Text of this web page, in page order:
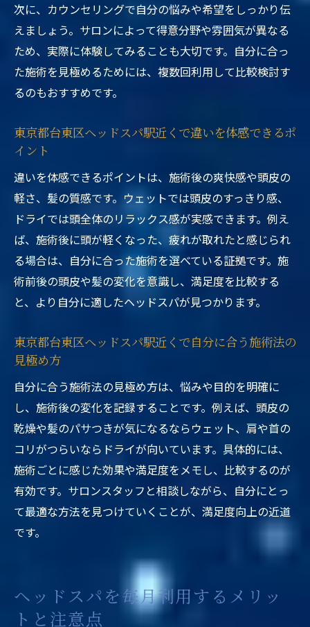
次に、カウンセリングで自分の悩みや希望をしっかり伝
えましょう。サロンによって得意分野や雰囲気が異なる
ため、実際に体験してみることも大切です。自分に合っ
た施術を見極めるためには、複数回利用して比較検討す
るのもおすすめです。
東京都台東区ヘッドスパ駅近くで違いを体感できるポ
イント
違いを体感できるポイントは、施術後の爽快感や頭皮の
軽さ、髪の質感です。ウェットでは頭皮のすっきり感、
ドライでは頭全体のリラックス感が実感できます。例え
ば、施術後に頭が軽くなった、疲れが取れたと感じられ
る場合は、自分に合った施術を選べている証拠です。施
術前後の頭皮や髪の変化を意識し、満足度を比較する
と、より自分に適したヘッドスパが見つかります。
東京都台東区ヘッドスパ駅近くで自分に合う施術法の
見極め方
自分に合う施術法の見極め方は、悩みや目的を明確に
し、施術後の変化を記録することです。例えば、頭皮の
乾燥や髪のパサつきが気になるならウェット、肩や首の
コリがつらいならドライが向いています。具体的には、
施術ごとに感じた効果や満足度をメモし、比較するのが
有効です。サロンスタッフと相談しながら、自分にとっ
て最適な方法を見つけていくことが、満足度向上の近道
です。
ヘッドスパを毎月利用するメリッ
トと注意点